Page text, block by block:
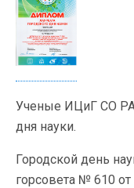
Ученые ИЦиГ СО
дня науки.
Городской день
горсовета № 610 от